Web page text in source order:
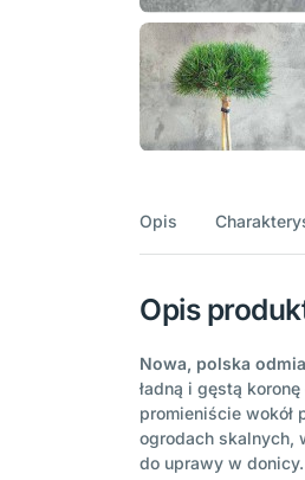
Opis
Opis
Nowa, polska
ładną i gęstą
promieniście wokół
ogrodach skalnych,
do uprawy w donicy.